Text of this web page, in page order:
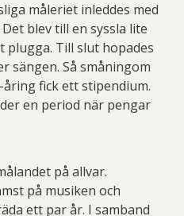
måleriet inleddes med
blev till en syssla lite
plugga. Till slut hopades
sängen. Så småningom
fick ett stipendium.
en period när pengar
på allvar.
på musiken och
ett par år. I samband